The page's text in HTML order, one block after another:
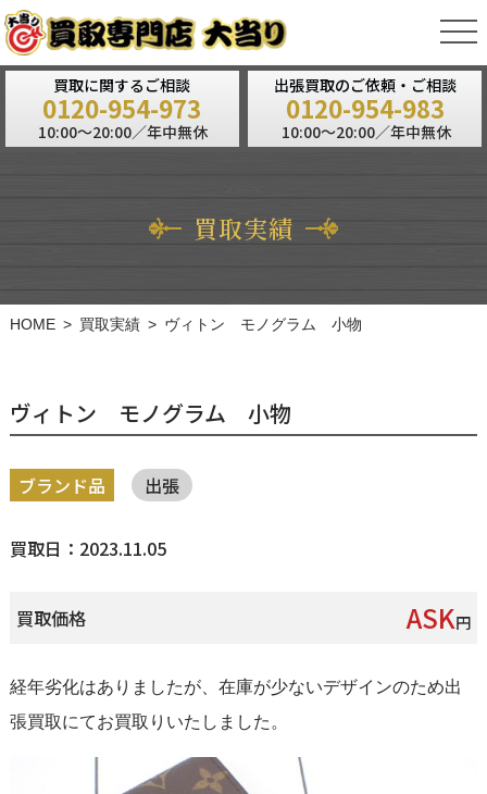
買取に関するご相談
0120-954-973
10:00～20:00／年中無休
出張買取のご依頼・ご相談
0120-954-983
10:00～20:00／年中無休
買取実績
HOME 買取実績 ヴィトン モノグラム 小物
ヴィトン モノグラム 小物
ブランド品 出張
買取日：2023.11.05
買取価格 ASK円
経年劣化はありましたが、在庫が少ないデザインのため出
張買取にてお買取りいたしました。